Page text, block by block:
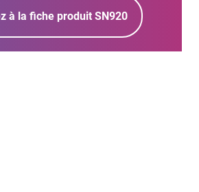
à la fiche produit SN920